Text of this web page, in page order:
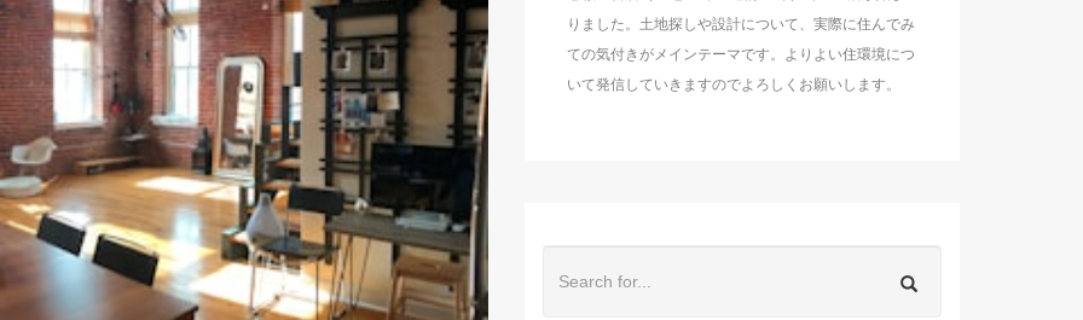
りました。土地探しや設計について、実際に住んでみ
ての気付きがメインテーマです。よりよい住環境につ
いて発信していきますのでよろしくお願いします。